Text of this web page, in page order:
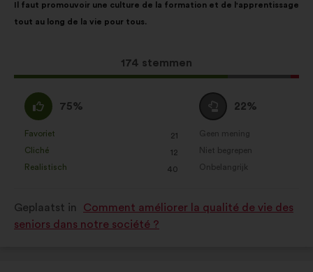
van
het
Il faut promouvoir une culture de la formation et de l'apprentissage
tout au long de la vie pour tous.
Dit
voorstel
174 stemmen
de
volgende
Mee
eens
:
75%
als:
Favoriet
: 21
keer
Cliché
: 12
keer
Realistisch
: 40
keer
Neutraal
:
22%
als:
Geen mening
:keer
Niet begrepen
:keer
Onbelangrijk
:keer
Geplaatst in
Comment améliorer la qualité de vie des
seniors dans notre société ?